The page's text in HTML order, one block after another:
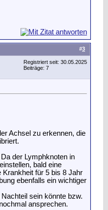
#3
Registriert seit: 30.05.2025
Beiträge: 7
Achsel zu erkennen, die
der Lymphknoten in
bald eine
Krankheit für 5 bis 8 Jahr
ebenfalls ein wichtiger
sein könnte bzw.
ansprechen.